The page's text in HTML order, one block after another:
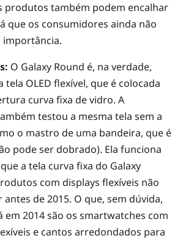
produtos também podem encalhar
que os consumidores ainda não
importância.
O Galaxy Round é, na verdade,
OLED flexível, que é colocada
curva fixa de vidro. A
testou a mesma tela sem a
o mastro de uma bandeira, que é
pode ser dobrado). Ela funciona
a tela curva fixa do Galaxy
com displays flexíveis não
de 2015. O que, sem dúvida,
em 2014 são os smartwatches com
e cantos arredondados para